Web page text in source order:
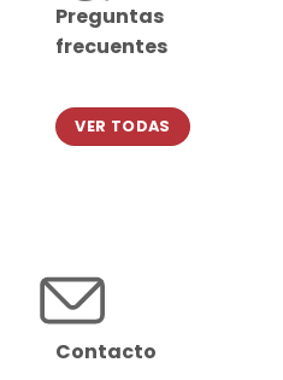
Preguntas
frecuentes
VER TODAS
Contacto